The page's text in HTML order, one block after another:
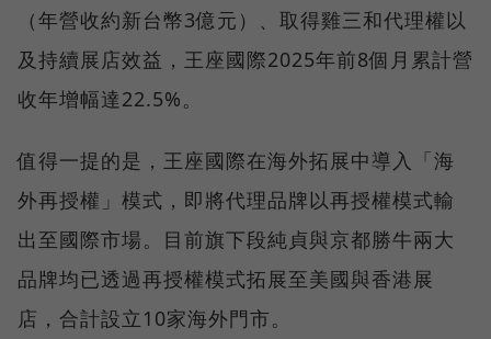
（年營收約新台幣3億元）、取得雞三和代理權以
及持續展店效益，王座國際2025年前8個月累計營
收年增幅達22.5%。
值得一提的是，王座國際在海外拓展中導入「海
外再授權」模式，即將代理品牌以再授權模式輸
出至國際市場。目前旗下段純貞與京都勝牛兩大
品牌均已透過再授權模式拓展至美國與香港展
店，合計設立10家海外門市。